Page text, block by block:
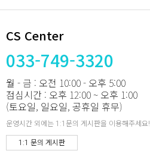
CS Center
033-749-3320
월 - 금 : 오전 10:00 - 오후 5:00
점심시간 : 오후 12:00 ~ 오후 1:00
(토요일, 일요일, 공휴일 휴무)
운영시간 외에는 1:1문의 게시판을 이용해주세요!
1:1 문의 게시판